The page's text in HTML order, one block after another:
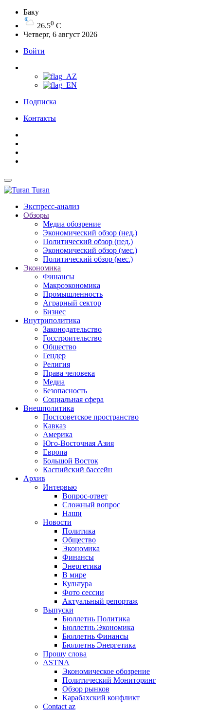
Баку
26.50 C
Четверг, 6 август 2026
Войти
Подписка
Контакты
Turan
Экспресс-анализ
Обзоры
Медиа обозрение
Экономический обзор (нед.)
Политический обзор (нед.)
Экономический обзор (мес.)
Политический обзор (мес.)
Экономика
Финансы
Макроэкономика
Промышленность
Аграрный сектор
Бизнес
Внутриполитика
Законодательство
Госстроительство
Общество
Гендер
Религия
Права человека
Медиа
Безопасность
Социальная сфера
Внешполитика
Постсоветское пространство
Кавказ
Америка
Юго-Восточная Азия
Европа
Большой Восток
Каспийский бассейн
Архив
Интервью
Вопрос-ответ
Сложный вопрос
Наши
Новости
Политика
Общество
Экономика
Финансы
Энергетика
В мире
Культура
Фото сессии
Актуальный репортаж
Выпуски
Бюллетнь Политика
Бюллетнь Экономика
Бюллетнь Финансы
Бюллетнь Энергетика
Прошу слова
ASTNA
Экономическое обозрение
Политический Мониторинг
Обзор рынков
Карабахский конфликт
Contact az